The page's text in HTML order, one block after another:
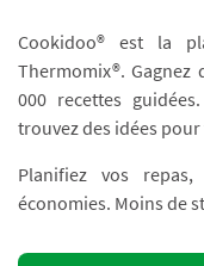
Cookidoo® est la
Thermomix®.
000 recettes
trouvez des idées
Planifiez vos
économies. Moins de